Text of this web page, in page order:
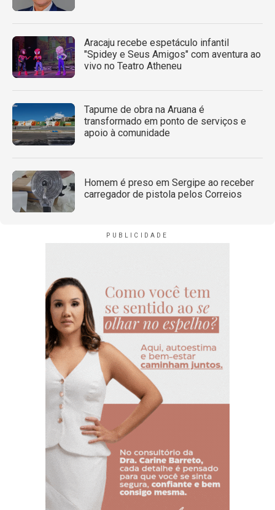
Aracaju recebe espetáculo infantil
"Spidey e Seus Amigos" com aventura ao
vivo no Teatro Atheneu
Tapume de obra na Aruana é
transformado em ponto de serviços e
apoio à comunidade
Homem é preso em Sergipe ao receber
carregador de pistola pelos Correios